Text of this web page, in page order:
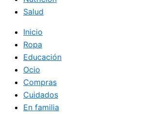
Salud
Inicio
Ropa
Educación
Ocio
Compras
Cuidados
En familia